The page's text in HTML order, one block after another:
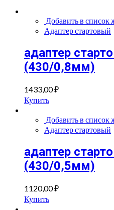
Добавить в список
Адаптер стартовый
адаптер
(430/0,8мм)
1433,00₽
Купить
Добавить в список
Адаптер стартовый
адаптер
(430/0,5мм)
1120,00₽
Купить